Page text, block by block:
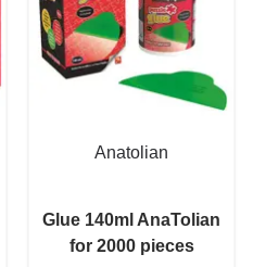
Anatolian
Glue 140ml AnaTolian
for 2000 pieces